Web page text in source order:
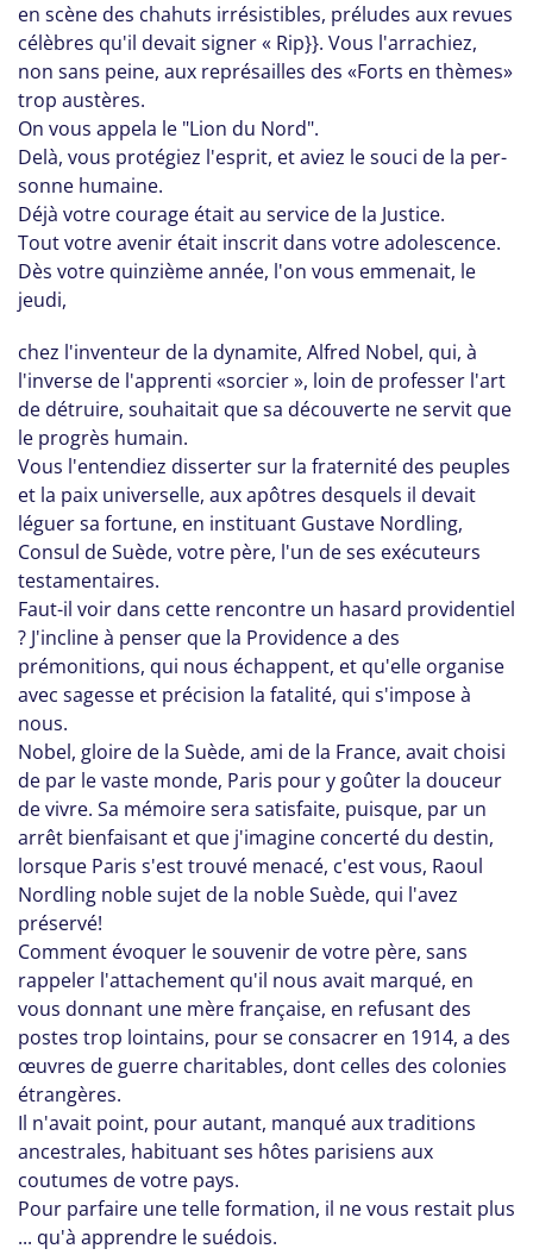
en scène des chahuts irrésistibles, préludes aux revues
célèbres qu'il devait signer « Rip}}. Vous l'arrachiez,
non sans peine, aux représailles des «Forts en thèmes»
trop austères.
On vous appela le "Lion du Nord".
Delà, vous protégiez l'esprit, et aviez le souci de la per-
sonne humaine.
Déjà votre courage était au service de la Justice.
Tout votre avenir était inscrit dans votre adolescence.
Dès votre quinzième année, l'on vous emmenait, le
jeudi,
chez l'inventeur de la dynamite, Alfred Nobel, qui, à
l'inverse de l'apprenti «sorcier », loin de professer l'art
de détruire, souhaitait que sa découverte ne servit que
le progrès humain.
Vous l'entendiez disserter sur la fraternité des peuples
et la paix universelle, aux apôtres desquels il devait
léguer sa fortune, en instituant Gustave Nordling,
Consul de Suède, votre père, l'un de ses exécuteurs
testamentaires.
Faut-il voir dans cette rencontre un hasard providentiel
? J'incline à penser que la Providence a des
prémonitions, qui nous échappent, et qu'elle organise
avec sagesse et précision la fatalité, qui s'impose à
nous.
Nobel, gloire de la Suède, ami de la France, avait choisi
de par le vaste monde, Paris pour y goûter la douceur
de vivre. Sa mémoire sera satisfaite, puisque, par un
arrêt bienfaisant et que j'imagine concerté du destin,
lorsque Paris s'est trouvé menacé, c'est vous, Raoul
Nordling noble sujet de la noble Suède, qui l'avez
préservé!
Comment évoquer le souvenir de votre père, sans
rappeler l'attachement qu'il nous avait marqué, en
vous donnant une mère française, en refusant des
postes trop lointains, pour se consacrer en 1914, a des
œuvres de guerre charitables, dont celles des colonies
étrangères.
Il n'avait point, pour autant, manqué aux traditions
ancestrales, habituant ses hôtes parisiens aux
coutumes de votre pays.
Pour parfaire une telle formation, il ne vous restait plus
... qu'à apprendre le suédois.